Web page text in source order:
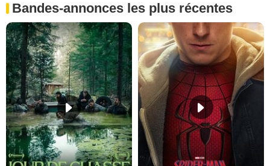
Bandes-annonces les plus récentes